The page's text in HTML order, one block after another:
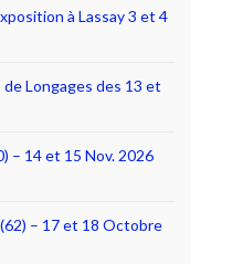
à Lassay 3 et 4
Longages des 13 et
– 14 et 15 Nov. 2026
– 17 et 18 Octobre